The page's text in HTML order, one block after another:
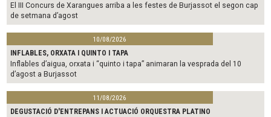
El III Concurs de Xarangues arriba a les festes de Burjassot el segon cap
de setmana d’agost
10/08/2026
INFLABLES, ORXATA I QUINTO I TAPA
Inflables d’aigua, orxata i “quinto i tapa” animaran la vesprada del 10
d’agost a Burjassot
11/08/2026
DEGUSTACIÓ D'ENTREPANS I ACTUACIÓ ORQUESTRA PLATINO